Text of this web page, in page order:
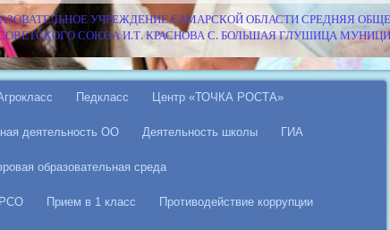
УЧРЕЖДЕНИЕ САМАРСКОЙ ОБЛАСТИ СРЕДНЯЯ
СОВЕТСКОГО СОЮЗА И.Т. КРАСНОВА С. БОЛЬШАЯ ГЛУШИЦА
Педкласс Центр «ТОЧКА РОСТА»
деятельность ОО Деятельность школы ГИА
образовательная среда
Прием в 1 класс Противодействие коррупции